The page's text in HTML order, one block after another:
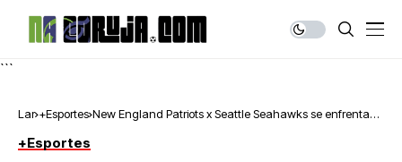
```
Lar +Esportes New England Patriots x Seattle Seahawks se enfrentam
+Esportes